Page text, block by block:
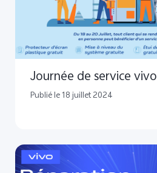
Journée de service vivo
Publié le 18 juillet 2024